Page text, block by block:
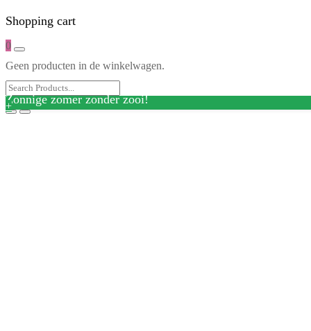
Shopping cart
0
Geen producten in de winkelwagen.
Zonnige zomer zonder zooi!
+